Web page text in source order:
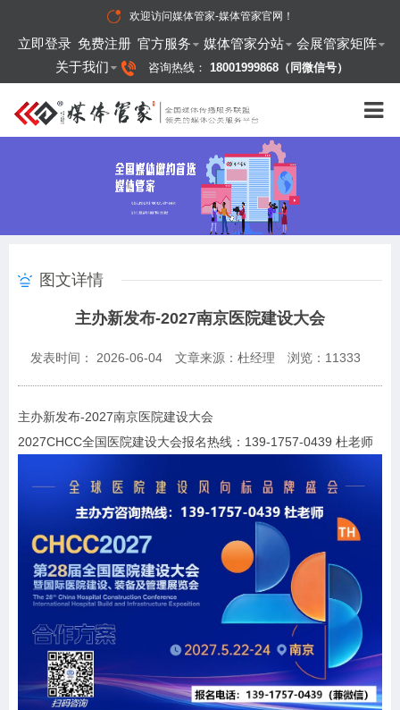
欢迎访问媒体管家-媒体管家官网 ！
立即登录 免费注册 官方服务 媒体管家分站
会展管家矩阵
关于我们
咨询热线： 18001999868（同微信号）
图文详情
主办新发布-2027南京医院建设大会
发表时间： 2026-06-04 文章来源：杜经理 浏览： 11333
主办新发布-2027南京医院建设大会
2027CHCC全国医院建设大会报名热线：139-1757-0439 杜老师